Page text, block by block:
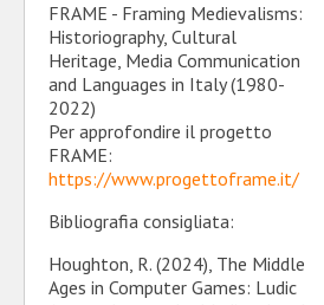
FRAME - Framing Medievalisms:
Historiography, Cultural
Heritage, Media Communication
and Languages in Italy (1980-
2022)
Per approfondire il progetto
FRAME:
https://www.progettoframe.it/
Bibliografia consigliata:
Houghton, R. (2024), The Middle
Ages in Computer Games: Ludic